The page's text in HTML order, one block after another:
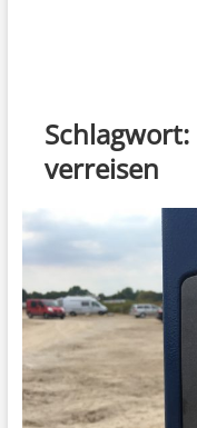
Schlagwort:
verreisen